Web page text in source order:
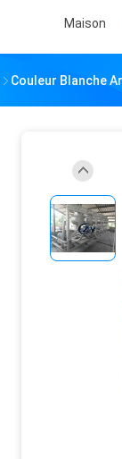
Maison
Couleur Blanche